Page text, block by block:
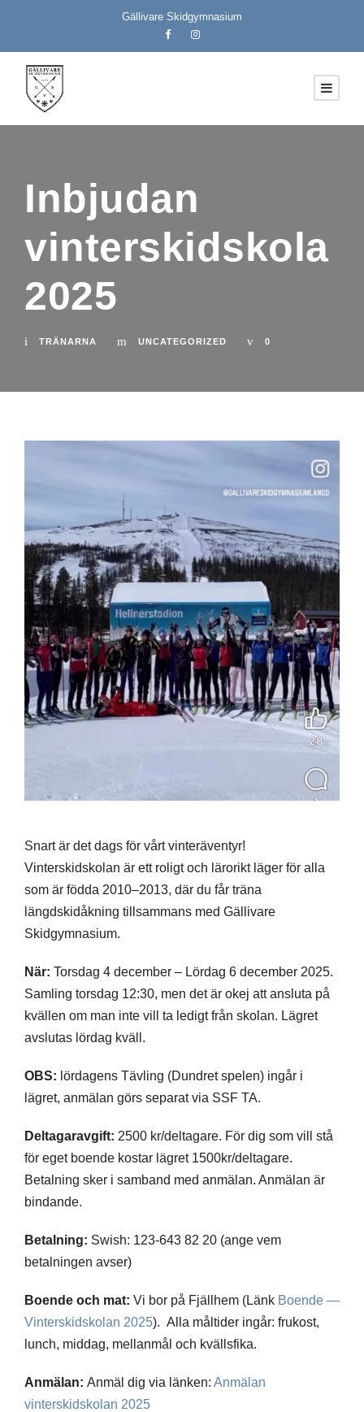
Gällivare Skidgymnasium
Inbjudan
vinterskidskola
2025
TRÄNARNA UNCATEGORIZED 0
Snart är det dags för vårt vinteräventyr!
Vinterskidskolan är ett roligt och lärorikt läger för alla
som är födda 2010–2013, där du får träna
längdskidåkning tillsammans med Gällivare
Skidgymnasium.
När: Torsdag 4 december – Lördag 6 december 2025.
Samling torsdag 12:30, men det är okej att ansluta på
kvällen om man inte vill ta ledigt från skolan. Lägret
avslutas lördag kväll.
OBS: lördagens Tävling (Dundret spelen) ingår i
lägret, anmälan görs separat via SSF TA.
Deltagaravgift: 2500 kr/deltagare. För dig som vill stå
för eget boende kostar lägret 1500kr/deltagare.
Betalning sker i samband med anmälan. Anmälan är
bindande.
Betalning: Swish: 123-643 82 20 (ange vem
betalningen avser)
Boende och mat: Vi bor på Fjällhem (Länk Boende —
Vinterskidskolan 2025). Alla måltider ingår: frukost,
lunch, middag, mellanmål och kvällsfika.
Anmälan: Anmäl dig via länken: Anmälan
vinterskidskolan 2025